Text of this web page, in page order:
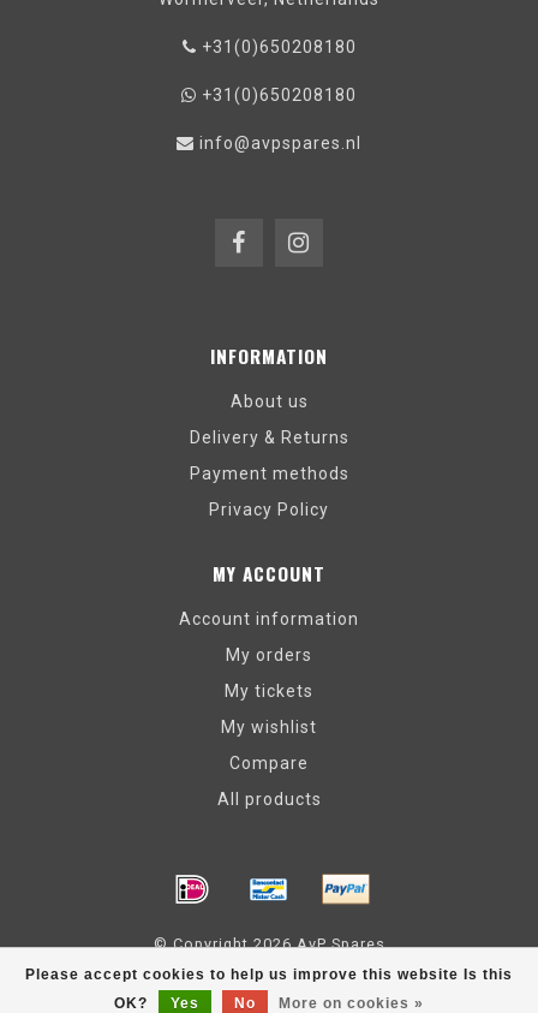
Please accept cookies to help us improve this website Is this
OK?
Yes No More on cookies »
+31(0)650208180
+31(0)650208180
info@avpspares.nl
INFORMATION
About us
Delivery & Returns
Payment methods
Privacy Policy
MY ACCOUNT
Account information
My orders
My tickets
My wishlist
Compare
All products
© Copyright 2026 AvP Spares